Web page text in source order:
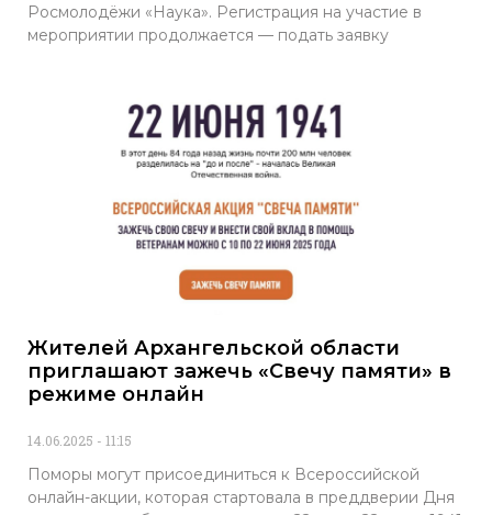
Росмолодёжи «Наука». Регистрация на участие в
мероприятии продолжается — подать заявку
Жителей Архангельской области
приглашают зажечь «Свечу памяти» в
режиме онлайн
14.06.2025 11:15
Поморы могут присоединиться к Всероссийской
онлайн-акции, которая стартовала в преддверии Дня